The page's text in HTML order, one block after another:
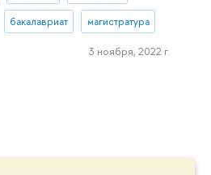
бакалавриат магистратура
3 ноября, 2022 г.